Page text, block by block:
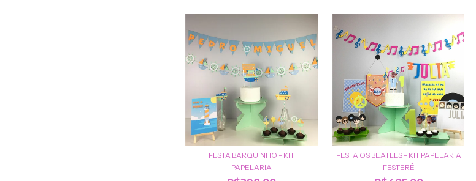
FESTA BARQUINHO - KIT
PAPELARIA
FESTA OS BEATLES - KIT PAPELARIA
FESTERÊ